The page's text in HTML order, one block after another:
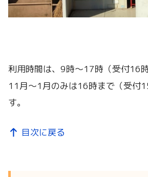
利用時間は、9時～17時（受付16
11月～1月のみは16時まで（受付
す。
目次に戻る